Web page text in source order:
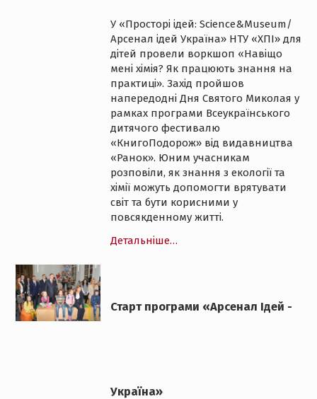
У «Просторі ідей: Science&Museum/
Арсенал ідей Україна» НТУ «ХПІ» для
дітей провели воркшоп «Навіщо
мені хімія? Як працюють знання на
практиці». Захід пройшов
напередодні Дня Святого Миколая у
рамках програми Всеукраїнського
дитячого фестивалю
«КнигоПодорож» від видавництва
«Ранок». Юним учасникам
розповіли, як знання з екології та
хімії можуть допомогти врятувати
світ та бути корисними у
повсякденному житті.
Детальніше…
Старт програми «Арсенал Ідей -
Україна»